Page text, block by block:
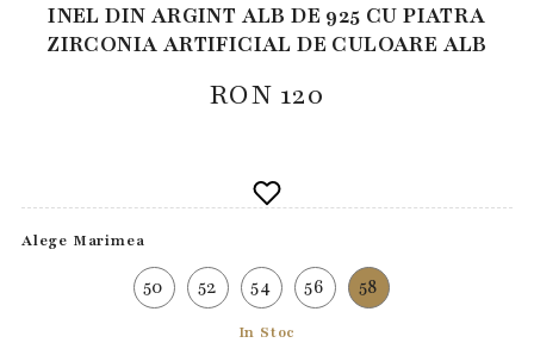
INEL DIN ARGINT ALB DE 925 CU PIATRA
ZIRCONIA ARTIFICIAL DE CULOARE ALB
RON 120
Alege Marimea
50 52 54 56 58
In Stoc